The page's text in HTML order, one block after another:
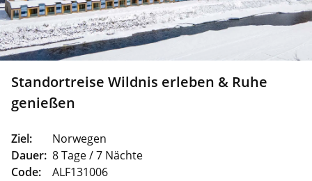
Standortreise Wildnis erleben & Ruhe
genießen
Ziel:
Norwegen
Dauer: 8 Tage / 7 Nächte
Code:
ALF131006